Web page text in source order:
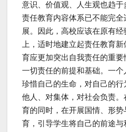
意识、价值观、人生观也趋
责任教育内容体系已不能完
展。因此，高校应该在原有
上，适时地建立起责任教育
育应更加突出自我责任的重
一切责任的前提和基础。一个
珍惜自己的生命，对自己的
他人、对集体，对社会负责
育的同时，在开展国情、形势
育，引导学生将自己的前途